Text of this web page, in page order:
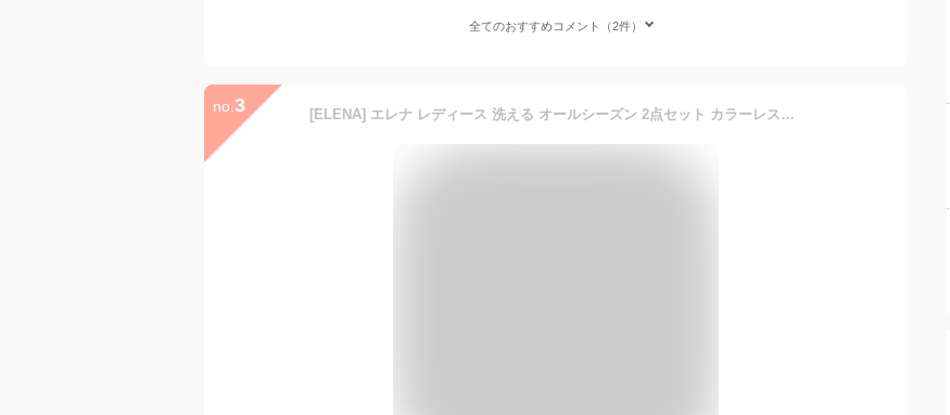
全てのおすすめコメント（2件）
no. 3 [ELENA] エレナ レディース 洗える オールシーズン 2点セット カラーレスジャケット ロングフレアワンピーススーツ フロントタック ビジネスカジュアル 日本生地 通勤 喪服 礼服 (210522) 11号(AR)